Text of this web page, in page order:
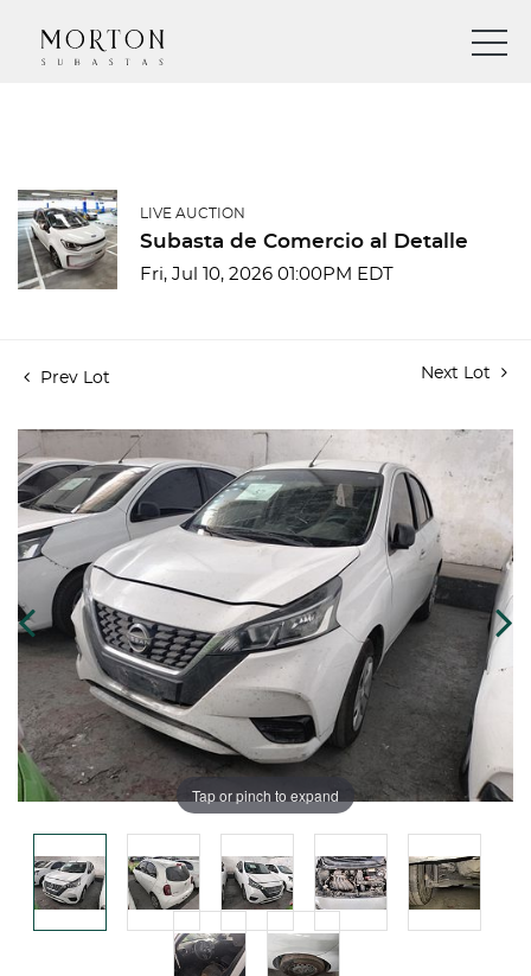
LIVE AUCTION
Subasta de Comercio al Detalle
Fri, Jul 10, 2026 01:00PM EDT
Prev Lot Next Lot
Tap or pinch to expand